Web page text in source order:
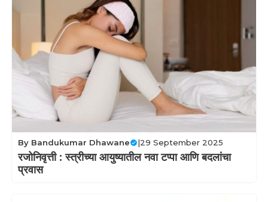
By Bandukumar Dhawane |29 September 2025
रजोनिवृत्ती : स्त्रीच्या आयुष्यातील नवा टप्पा आणि बदलांचा
प्रवास